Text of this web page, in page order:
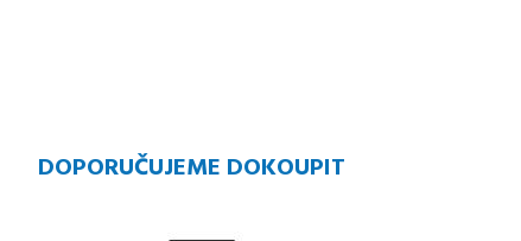
DOPORUČUJEME DOKOUPIT